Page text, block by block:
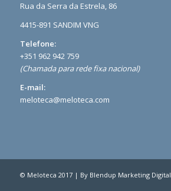
Rua da Serra da Estrela, 86
4415-891 SANDIM VNG
Telefone:
+351 962 942 759
(Chamada para rede fixa nacional)
E-mail:
meloteca@meloteca.com
© Meloteca 2017 | By Blendup Marketing Digital